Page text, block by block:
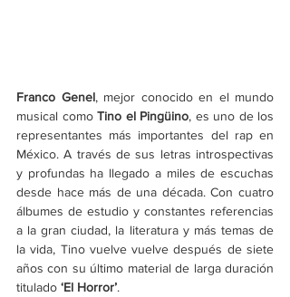
Franco Genel, mejor conocido en el mundo
musical como Tino el Pingüino, es uno de los
representantes más importantes del rap en
México. A través de sus letras introspectivas
y profundas ha llegado a miles de escuchas
desde hace más de una década. Con cuatro
álbumes de estudio y constantes referencias
a la gran ciudad, la literatura y más temas de
la vida, Tino vuelve vuelve después de siete
años con su último material de larga duración
titulado ‘El Horror’.